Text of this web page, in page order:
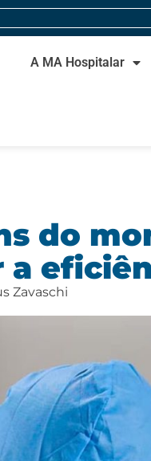
A MA Hospitalar
do
a
Zavaschi